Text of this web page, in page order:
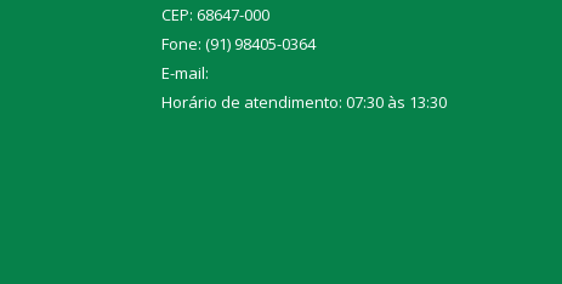
CEP: 68647-000
Fone: (91) 98405-0364
E-mail:
Horário de atendimento: 07:30 às 13:30